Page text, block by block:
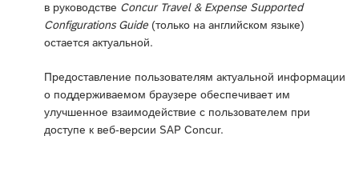
в руководстве Concur Travel & Expense Supported
Configurations Guide (только на английском языке)
остается актуальной.
Предоставление пользователям актуальной информации
о поддерживаемом браузере обеспечивает им
улучшенное взаимодействие с пользователем при
доступе к веб-версии SAP Concur.